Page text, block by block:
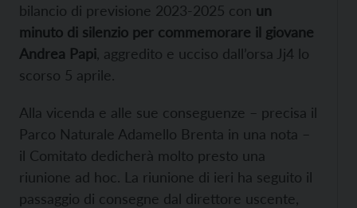
bilancio di previsione 2023-2025 con un
minuto di silenzio per commemorare il giovane
Andrea Papi , aggredito e ucciso dall’orsa Jj4 lo
scorso 5 aprile.
Alla vicenda e alle sue conseguenze – precisa il
Parco Naturale Adamello Brenta in una nota –
il Comitato dedicherà molto presto una
riunione ad hoc. La riunione di ieri ha seguito il
passaggio di consegne dal direttore uscente,